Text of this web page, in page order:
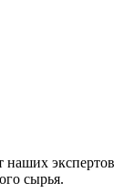
экспертов
сырья.